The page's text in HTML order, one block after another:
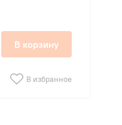
В корзину
В избранное